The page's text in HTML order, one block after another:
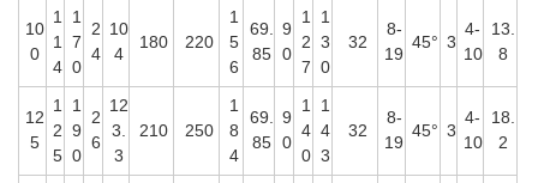
10
0
1
1
4
1
7
0
2
4
10
4
180 220
1
5
6
69.
85
9
0
1
2
7
1
3
0
32
8-
19
45° 3
4-
10
13.
8
12
5
1
2
5
1
9
0
2
6
12
3.
3
210 250
1
8
4
69.
85
9
0
1
4
0
1
4
3
32
8-
19
45° 3
4-
10
18.
2